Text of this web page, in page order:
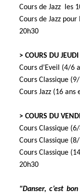
Cours de Jazz les
Cours de Jazz
20h30
> COURS DU JEUDI
Cours d’Eveil (4/6
Cours Classique
Cours Jazz (16
> COURS DU
Cours Classique
Cours Classique
Cours Classique
20h30
"Danser, c’est